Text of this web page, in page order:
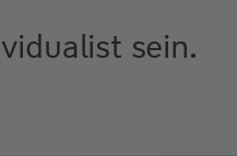
sein.